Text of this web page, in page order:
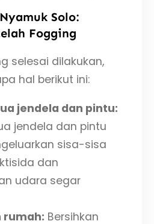
Solo:
Fogging
selesai dilakukan,
hal berikut ini:
jendela dan pintu:
jendela dan pintu
sisa-sisa
dan
udara segar
rumah: Bersihkan